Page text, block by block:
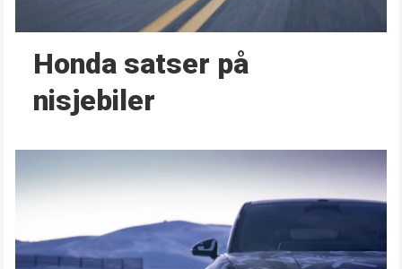
Honda satser på
nisjebiler